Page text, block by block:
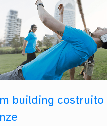
building costruito